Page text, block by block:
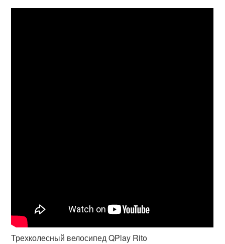
Трехколесный велосипед QPlay Rito